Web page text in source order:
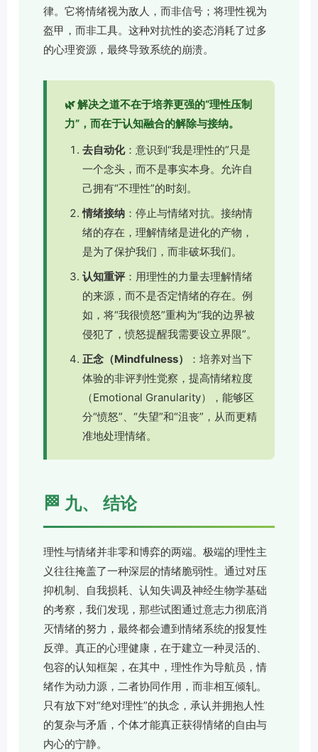
律。它将情绪视为敌人，而非信号；将理性视为
盔甲，而非工具。这种对抗性的姿态消耗了过多
的心理资源，最终导致系统的崩溃。
🌿 解决之道不在于培养更强的“理性压制
力”，而在于认知融合的解除与接纳。
去自动化：意识到“我是理性的”只是
一个念头，而不是事实本身。允许自
己拥有“不理性”的时刻。
情绪接纳 ：停止与情绪对抗。接纳情
绪的存在，理解情绪是进化的产物，
是为了保护我们，而非破坏我们。
认知重评 ：用理性的力量去理解情绪
的来源，而不是否定情绪的存在。例
如，将“我很愤怒”重构为“我的边界被
侵犯了，愤怒提醒我需要设立界限”。
正念（Mindfulness）
：培养对当下
体验的非评判性觉察，提高情绪粒度
（Emotional Granularity），能够区
分“愤怒”、“失望”和“沮丧”，从而更精
准地处理情绪。
🏁 九、 结论
理性与情绪并非零和博弈的两端。极端的理性主
义往往掩盖了一种深层的情绪脆弱性。通过对压
抑机制、自我损耗、认知失调及神经生物学基础
的考察，我们发现，那些试图通过意志力彻底消
灭情绪的努力，最终都会遭到情绪系统的报复性
反弹。真正的心理健康，在于建立一种灵活的、
包容的认知框架，在其中，理性作为导航员，情
绪作为动力源，二者协同作用，而非相互倾轧。
只有放下对“绝对理性”的执念，承认并拥抱人性
的复杂与矛盾，个体才能真正获得情绪的自由与
内心的宁静。